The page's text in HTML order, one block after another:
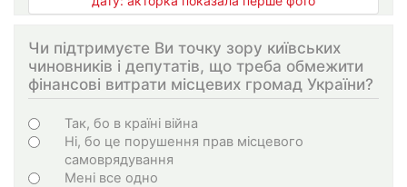
Чи підтримуєте Ви точку зору київських
чиновників і депутатів, що треба обмежити
фінансові витрати місцевих громад України?
Choices
Так, бо в країні війна
Ні, бо це порушення прав місцевого
самоврядування
Мені все одно